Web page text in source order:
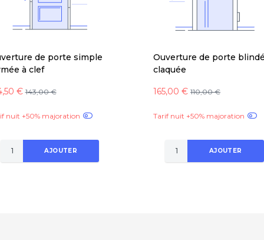
de porte simple
à clef
€ 143,00 €
nuit +50% majoration
AJOUTER
Ouverture de porte
claquée
165,00 € 110,00 €
Tarif nuit +50% majoration
AJOUTER